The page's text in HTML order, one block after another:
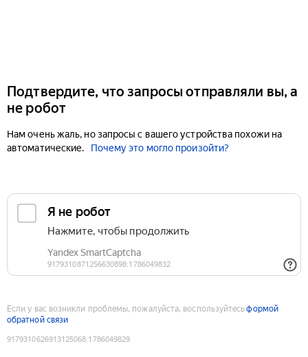
Подтвердите, что запросы отправляли вы, а
не робот
Нам очень жаль, но запросы с вашего устройства похожи на
автоматические.
Почему это могло произойти?
Если у вас возникли проблемы, пожалуйста, воспользуйтесьформой
обратной связи
9179310626913125068:1786049829